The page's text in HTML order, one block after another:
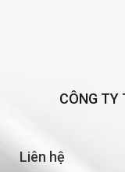
CÔNG
Liên hệ